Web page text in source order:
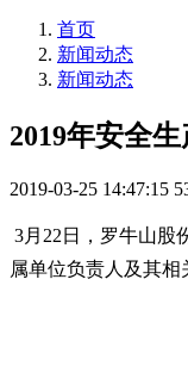
首页
新闻动态
新闻动态
2019年安全
2019-03-25 14:47:15
3月22日，罗牛山股
属单位负责人及其相